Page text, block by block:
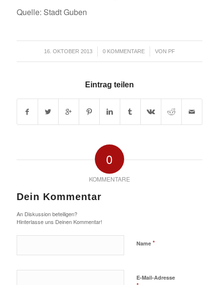
Quelle: Stadt Guben
16. OKTOBER 2013
/ 0 KOMMENTARE
/ VON PF
Eintrag teilen
0
KOMMENTARE
Dein Kommentar
An Diskussion beteiligen?
Hinterlasse uns Deinen Kommentar!
Name *
E-Mail-Adresse